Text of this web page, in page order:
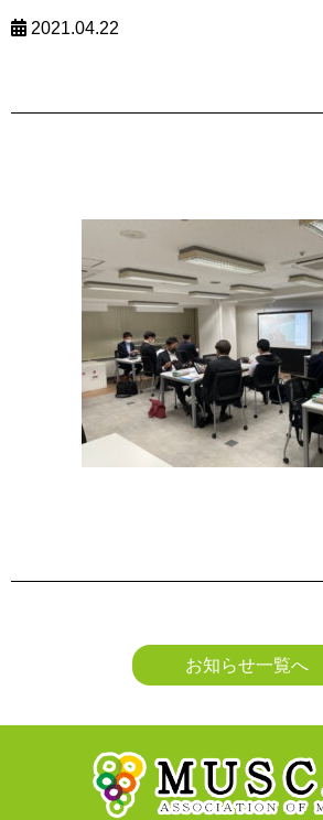
2021.04.22
お知らせ一覧へ